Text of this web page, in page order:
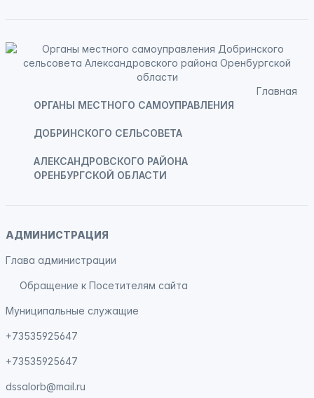
ОРГАНЫ МЕСТНОГО САМОУПРАВЛЕНИЯ
ДОБРИНСКОГО СЕЛЬСОВЕТА
АЛЕКСАНДРОВСКОГО РАЙОНА
ОРЕНБУРГСКОЙ ОБЛАСТИ
Главная
АДМИНИСТРАЦИЯ
Глава администрации
Обращение к Посетителям сайта
Муниципальные служащие
+73535925647
+73535925647
dssalorb@mail.ru